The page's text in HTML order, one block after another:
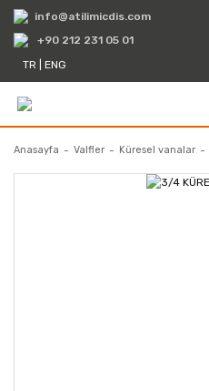
info@atilimicdis.com
+90 212 231 05 01
TR
ENG
Anasayfa Valfler Küresel vanalar